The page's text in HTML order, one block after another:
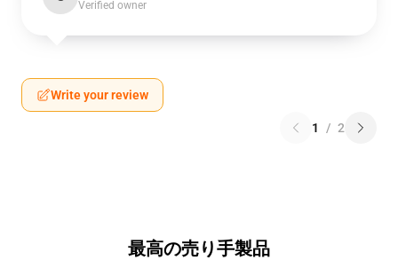
Verified owner
Write your review
1 / 2
最高の売り手製品